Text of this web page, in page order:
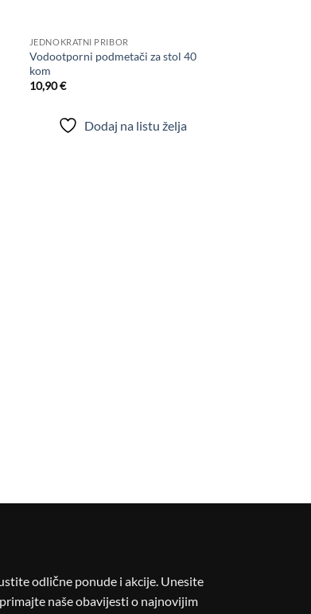
JEDNOKRATNI PRIBOR
Vodootporni podmetači za stol 40
kom
10,90€
Dodaj na listu želja
odlične ponude i akcije. Unesite
naše obavijesti o najnovijim